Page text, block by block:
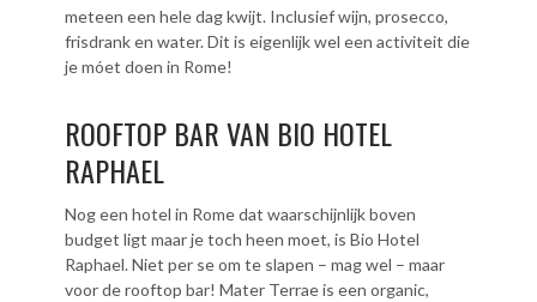
meteen een hele dag kwijt. Inclusief wijn, prosecco,
frisdrank en water. Dit is eigenlijk wel een activiteit die
je móet doen in Rome!
ROOFTOP BAR VAN BIO HOTEL
RAPHAEL
Nog een hotel in Rome dat waarschijnlijk boven
budget ligt maar je toch heen moet, is Bio Hotel
Raphael. Niet per se om te slapen – mag wel – maar
voor de rooftop bar! Mater Terrae is een organic,